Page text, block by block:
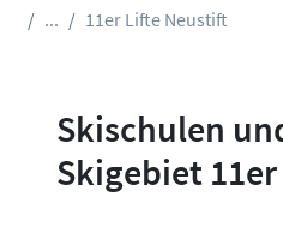
... 11er Lifte Neustift
Skischulen
Skigebiet